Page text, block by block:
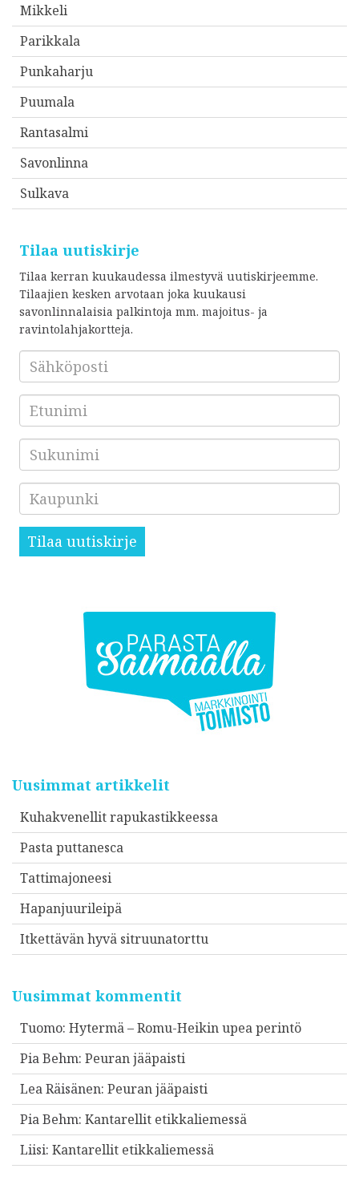
Mikkeli
Parikkala
Punkaharju
Puumala
Rantasalmi
Savonlinna
Sulkava
Tilaa uutiskirje
Tilaa kerran kuukaudessa ilmestyvä uutiskirjeemme.
Tilaajien kesken arvotaan joka kuukausi
savonlinnalaisia palkintoja mm. majoitus- ja
ravintolahjakortteja.
Sähköposti
Etunimi
Sukunimi
Kaupunki
Tilaa uutiskirje
Uusimmat artikkelit
Kuhakvenellit rapukastikkeessa
Pasta puttanesca
Tattimajoneesi
Hapanjuurileipä
Itkettävän hyvä sitruunatorttu
Uusimmat kommentit
Tuomo: Hytermä – Romu-Heikin upea perintö
Pia Behm: Peuran jääpaisti
Lea Räisänen: Peuran jääpaisti
Pia Behm: Kantarellit etikkaliemessä
Liisi: Kantarellit etikkaliemessä